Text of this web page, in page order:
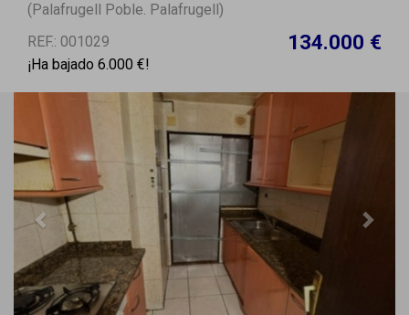
(Palafrugell Poble. Palafrugell)
REF.: 001029
134.000 €
¡Ha bajado 6.000 €!